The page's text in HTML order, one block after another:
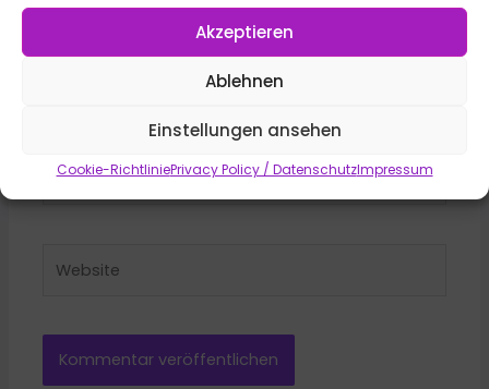
Akzeptieren
Ablehnen
Einstellungen ansehen
Cookie-RichtliniePrivacy Policy / DatenschutzImpressum
E-